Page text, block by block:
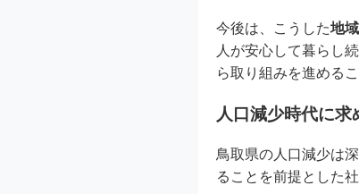
今後は、こうした地
人が安心して暮らし
ら取り組みを進める
人口減少時代に求
鳥取県の人口減少は
ることを前提とした社